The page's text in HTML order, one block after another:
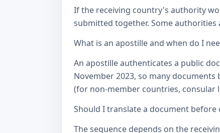
If the receiving country's authority
submitted together. Some
What is an apostille and when do I
An apostille authenticates a public
November 2023, so many
(for non-member countries, consular
Should I translate a document
The sequence depends on the